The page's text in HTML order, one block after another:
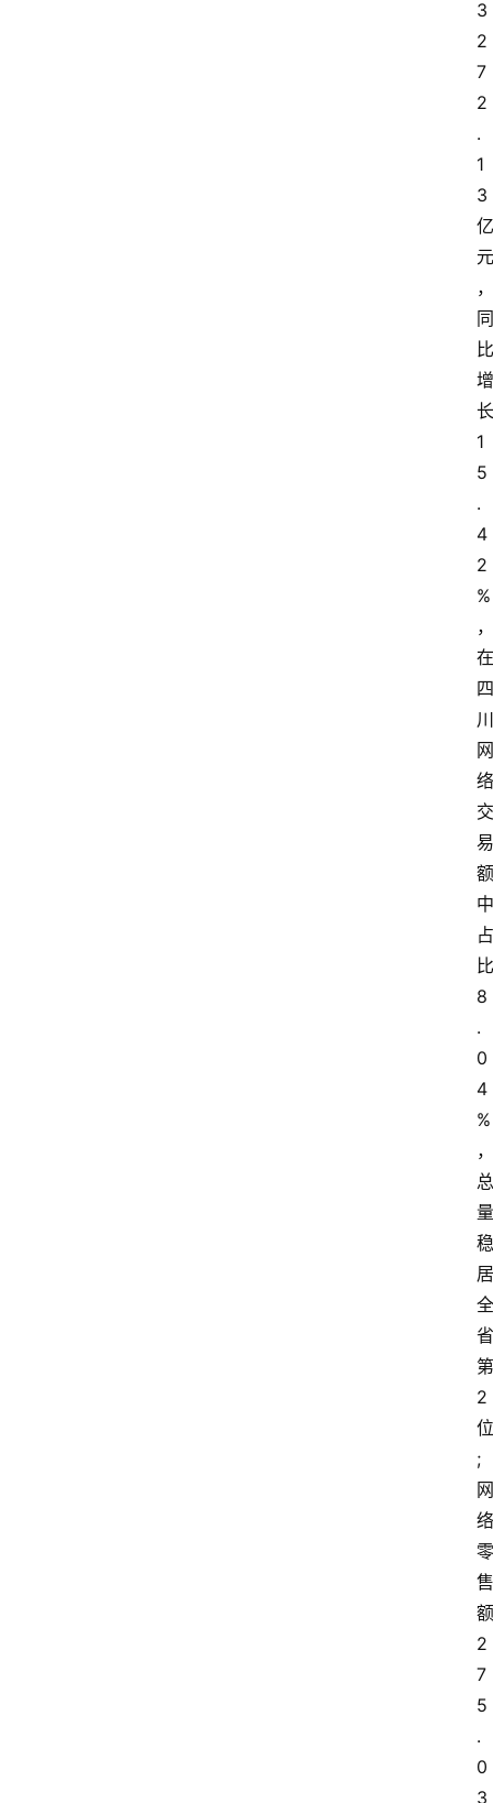
3
2
7
2
.
1
3
亿
元
，
同
比
增
长
1
5
.
4
2
%
，
在
四
川
网
络
交
易
额
中
占
比
8
.
0
4
%
，
总
量
稳
居
全
省
第
2
位
;
网
络
零
售
额
2
7
5
.
0
3